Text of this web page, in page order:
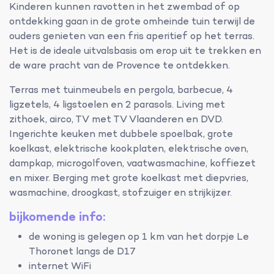
Kinderen kunnen ravotten in het zwembad of op
ontdekking gaan in de grote omheinde tuin terwijl de
ouders genieten van een fris aperitief op het terras.
Het is de ideale uitvalsbasis om erop uit te trekken en
de ware pracht van de Provence te ontdekken.
Terras met tuinmeubels en pergola, barbecue, 4
ligzetels, 4 ligstoelen en 2 parasols. Living met
zithoek, airco, TV met TV Vlaanderen en DVD.
Ingerichte keuken met dubbele spoelbak, grote
koelkast, elektrische kookplaten, elektrische oven,
dampkap, microgolfoven, vaatwasmachine, koffiezet
en mixer. Berging met grote koelkast met diepvries,
wasmachine, droogkast, stofzuiger en strijkijzer.
bijkomende info:
de woning is gelegen op 1 km van het dorpje Le
Thoronet langs de D17
internet WiFi